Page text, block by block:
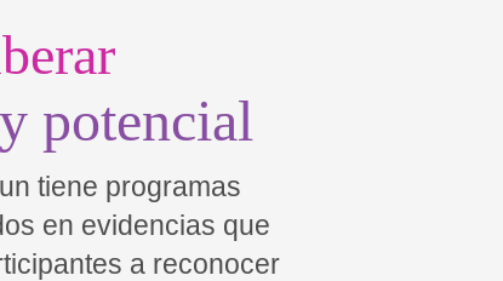
potencial
tiene programas
en evidencias que
a reconocer